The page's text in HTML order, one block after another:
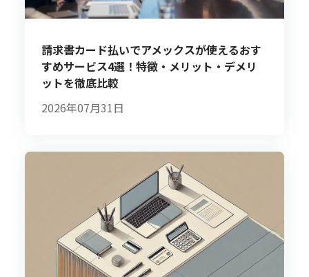
請求書カード払いでアメックスが使えるおす
すめサービス4選！特徴・メリット・デメリ
ットを徹底比較
2026年07月31日